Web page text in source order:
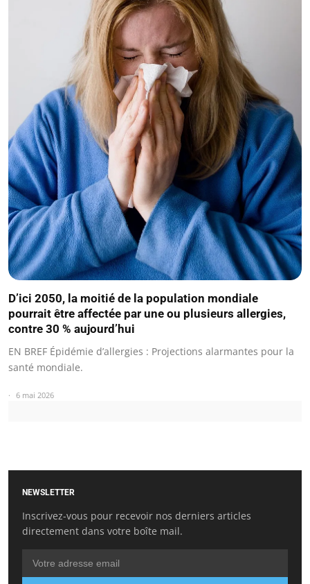
D’ici 2050, la moitié de la population mondiale
pourrait être affectée par une ou plusieurs allergies,
contre 30 % aujourd’hui
EN BREF Épidémie d’allergies : Projections alarmantes pour la
santé mondiale.
6 mai 2026
NEWSLETTER
Inscrivez-vous pour recevoir nos derniers articles
directement dans votre boîte mail.